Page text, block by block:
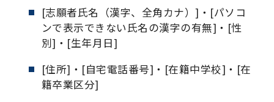
[志願者氏名（漢字、全角カナ）]・[パソコ
ンで表示できない氏名の漢字の有無]・[性
別]・[生年月日]
[住所]・[自宅電話番号]・[在籍中学校]・[在
籍卒業区分]